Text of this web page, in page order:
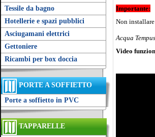
Tessile da bagno
Hotellerie e spazi pubblici
Asciugamani elettrici
Gettoniere
Ricambi per box doccia
PORTE A SOFFIETTO
Porte a soffietto in PVC
TAPPARELLE
Importante:
Non
Acqua
Video